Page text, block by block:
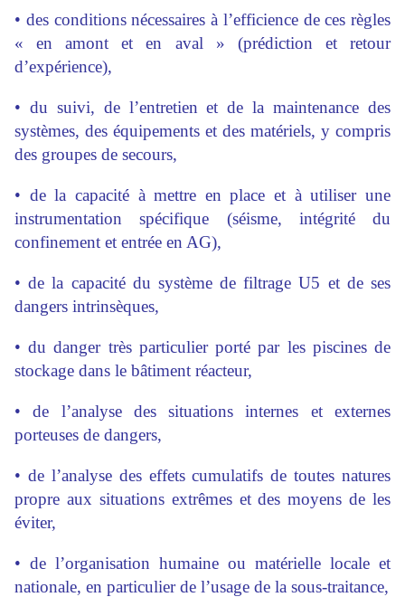
• des conditions nécessaires à l’efficience de ces règles
« en amont et en aval » (prédiction et retour
d’expérience),
• du suivi, de l’entretien et de la maintenance des
systèmes, des équipements et des matériels, y compris
des groupes de secours,
• de la capacité à mettre en place et à utiliser une
instrumentation spécifique (séisme, intégrité du
confinement et entrée en AG),
• de la capacité du système de filtrage U5 et de ses
dangers intrinsèques,
• du danger très particulier porté par les piscines de
stockage dans le bâtiment réacteur,
• de l’analyse des situations internes et externes
porteuses de dangers,
• de l’analyse des effets cumulatifs de toutes natures
propre aux situations extrêmes et des moyens de les
éviter,
• de l’organisation humaine ou matérielle locale et
nationale, en particulier de l’usage de la sous-traitance,